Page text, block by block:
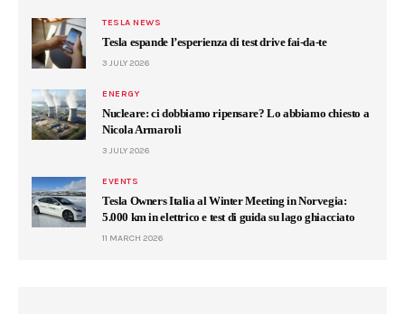
TESLA NEWS
Tesla espande l’esperienza di test drive fai-da-te
3 JULY 2026
ENERGY
Nucleare: ci dobbiamo ripensare? Lo abbiamo chiesto a
Nicola Armaroli
3 JULY 2026
EVENTS
Tesla Owners Italia al Winter Meeting in Norvegia:
5.000 km in elettrico e test di guida su lago ghiacciato
11 MARCH 2026